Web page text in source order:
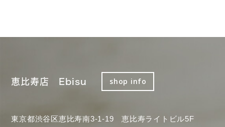
恵比寿店 Ebisu shop info
東京都渋谷区恵比寿南3-1-19 恵比寿ライトビル5F